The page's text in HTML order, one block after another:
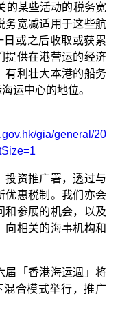
的某些活动的税务宽
务宽减适用于这些航
或之后收取或获累
提供在港营运的经济
有利壮大本港的船务
运中心的地位。
gia/general/20
投资推广署，透过与
优惠税制。我们亦会
和参展的机会，以及
向相关的海事机构和
届「香港海运週」将
合模式举行，推广